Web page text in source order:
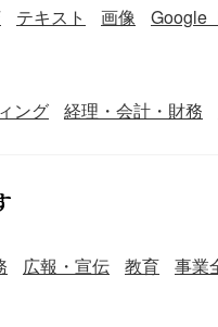
テキスト 画像 Google
ング 経理・会計・財務
広報・宣伝 教育 事業